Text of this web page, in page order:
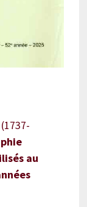
(1737-
au